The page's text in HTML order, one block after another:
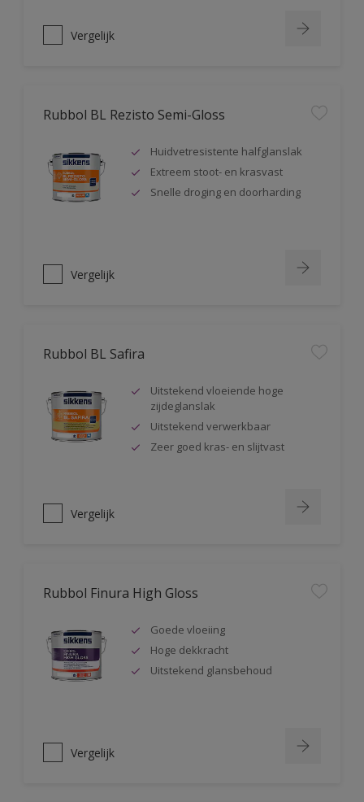
Vergelijk
Rubbol BL Rezisto Semi-Gloss
Huidvetresistente halfglanslak
Extreem stoot- en krasvast
Snelle droging en doorharding
Vergelijk
Rubbol BL Safira
Uitstekend vloeiende hoge
zijdeglanslak
Uitstekend verwerkbaar
Zeer goed kras- en slijtvast
Vergelijk
Rubbol Finura High Gloss
Goede vloeiing
Hoge dekkracht
Uitstekend glansbehoud
Vergelijk